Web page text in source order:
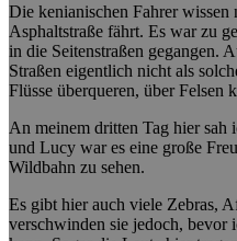
Die kenianischen Fahrer
Asphaltstraße fährt. Es war zu
in die Seitenstraßen gegangen.
Straßen eigentlich nicht als
Flüsse überqueren, über Felsen
An meinem dritten Tag hier sah
und Lucy war es eine große
Wildbahn zu sehen.
Es gibt hier auch viele Zebras,
verschwinden sie jedoch, bevor